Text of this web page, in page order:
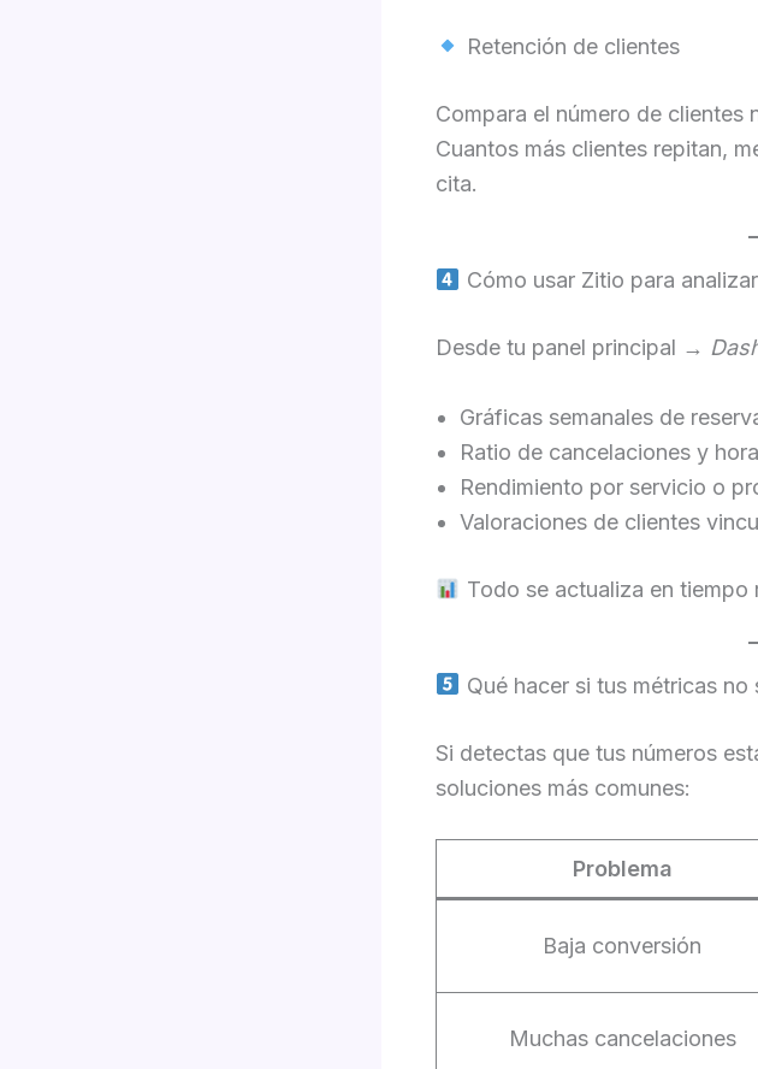
Retención de clientes
Compara el número de clientes
Cuantos más clientes repitan,
cita.
Cómo usar Zitio para
Desde tu panel principal →
Gráficas semanales de
Ratio de cancelaciones y
Rendimiento por servicio o
Valoraciones de clientes
Todo se actualiza en tiempo
Qué hacer si tus métricas no
Si detectas que tus números
soluciones más comunes:
Problema
Baja conversión
Muchas cancelaciones